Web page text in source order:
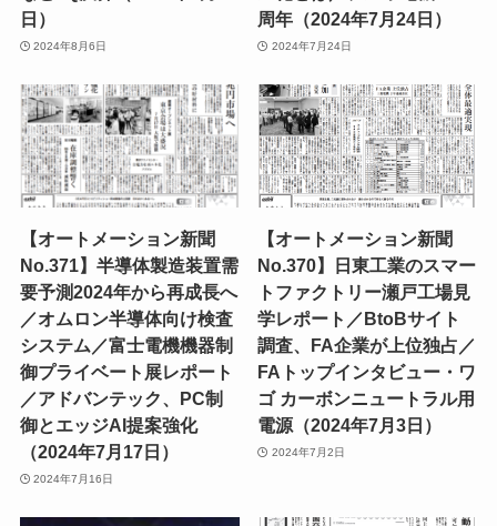
日）
2024年8月6日
周年（2024年7月24日）
2024年7月24日
【オートメーション新聞
No.371】半導体製造装置需
要予測2024年から再成長へ
／オムロン半導体向け検査
システム／富士電機機器制
御プライベート展レポート
／アドバンテック、PC制
御とエッジAI提案強化
（2024年7月17日）
2024年7月16日
【オートメーション新聞
No.370】日東工業のスマー
トファクトリー瀬戸工場見
学レポート／BtoBサイト
調査、FA企業が上位独占／
FAトップインタビュー・ワ
ゴ カーボンニュートラル用
電源（2024年7月3日）
2024年7月2日